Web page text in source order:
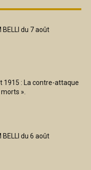
BELLI du 7 août
1915 : La contre-attaque
».
BELLI du 6 août